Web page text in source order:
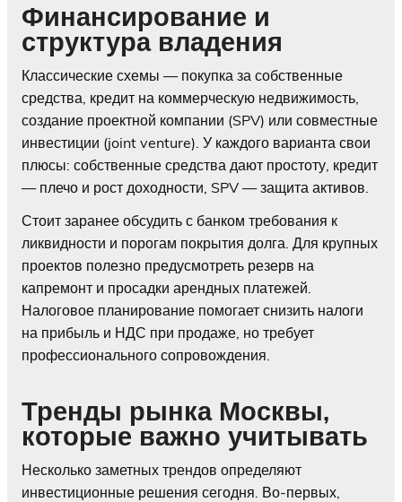
Финансирование и
структура владения
Классические схемы — покупка за собственные
средства, кредит на коммерческую недвижимость,
создание проектной компании (SPV) или совместные
инвестиции (joint venture). У каждого варианта свои
плюсы: собственные средства дают простоту, кредит
— плечо и рост доходности, SPV — защита активов.
Стоит заранее обсудить с банком требования к
ликвидности и порогам покрытия долга. Для крупных
проектов полезно предусмотреть резерв на
капремонт и просадки арендных платежей.
Налоговое планирование помогает снизить налоги
на прибыль и НДС при продаже, но требует
профессионального сопровождения.
Тренды рынка Москвы,
которые важно учитывать
Несколько заметных трендов определяют
инвестиционные решения сегодня. Во-первых,